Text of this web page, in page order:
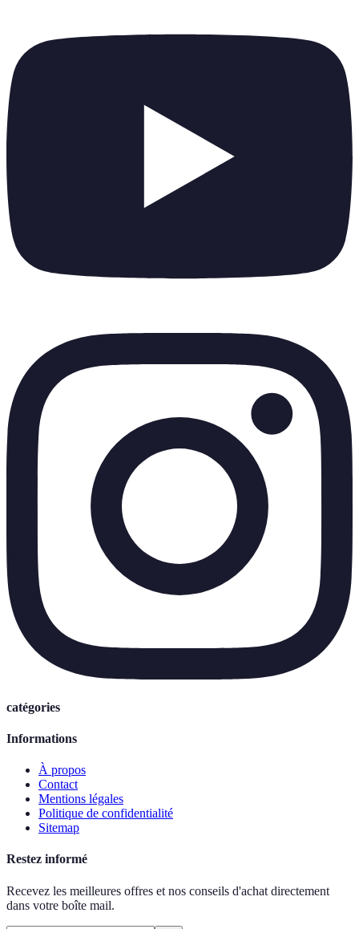
catégories
Informations
À propos
Contact
Mentions légales
Politique de confidentialité
Sitemap
Restez informé
Recevez les meilleures offres et nos conseils d'achat directement
dans votre boîte mail.